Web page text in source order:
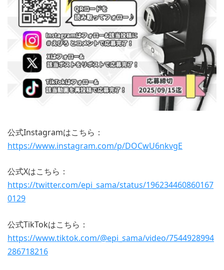
公式Instagramはこちら：
https://www.instagram.com/p/DOCwU6nkvgE
公式Xはこちら：
https://twitter.com/epi_sama/status/196234460860167
0129
公式TikTokはこちら：
https://www.tiktok.com/@epi_sama/video/7544928994
286718216